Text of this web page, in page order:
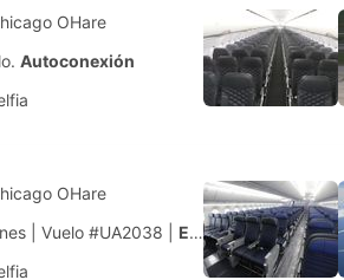
OHare
Autoconexión
OHare
Vuelo #UA2038 Económica